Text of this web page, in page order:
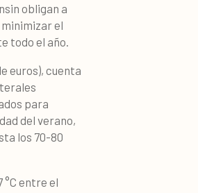
obligan a
el
todo el año.
euros), cuenta
para
del verano,
los 70-80
°C entre el